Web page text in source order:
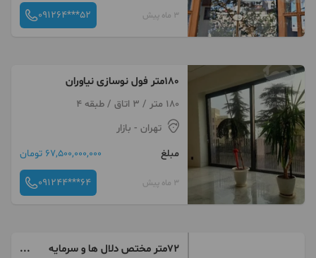
3 ماه پیش 091264***52
180متر فول نوسازی نیاوران
180 متر / 3 اتاق / طبقه 4
تهران - بازار
مبلغ
67,500,000,000 تومان
3 ماه پیش 091244***64
72متر مختص دلال ها و سرمایه